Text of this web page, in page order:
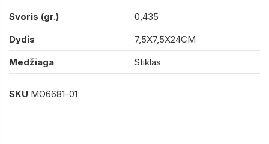
Svoris (gr.)
0,435
Dydis
7,5X7,5X24CM
Medžiaga
Stiklas
SKU MO6681-01